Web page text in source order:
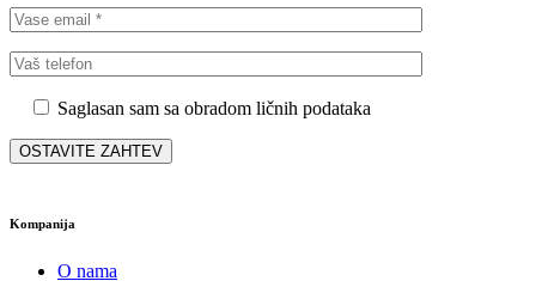
Saglasan sam sa obradom ličnih podataka
Kompanija
O nama